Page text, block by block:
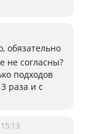
обязательно
не согласны?
подходов
раза и с